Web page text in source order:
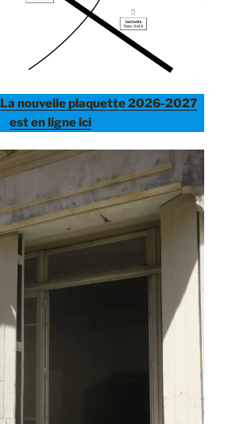
La nouvelle plaquette 2026-2027
est en ligne ici